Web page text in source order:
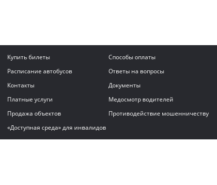
Купить билеты
Способы оплаты
Расписание автобусов
Ответы на вопросы
Контакты
Документы
Платные услуги
Медосмотр водителей
Продажа объектов
Противодействие мошенничеству
«Доступная среда» для инвалидов